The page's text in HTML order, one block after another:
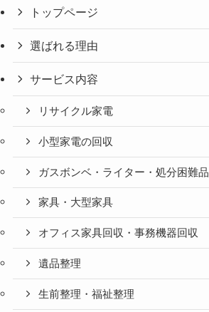
トップページ
選ばれる理由
サービス内容
リサイクル家電
小型家電の回収
ガスボンベ・ライター・処分困難品
家具・大型家具
オフィス家具回収・事務機器回収
遺品整理
生前整理・福祉整理